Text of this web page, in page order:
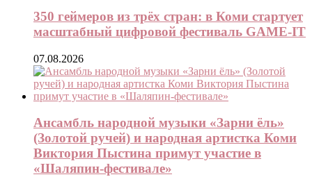
350 геймеров из трёх стран: в Коми стартует
масштабный цифровой фестиваль GAME-IT
07.08.2026
Ансамбль народной музыки «Зарни ёль»
(Золотой ручей) и народная артистка Коми
Виктория Пыстина примут участие в
«Шаляпин-фестивале»